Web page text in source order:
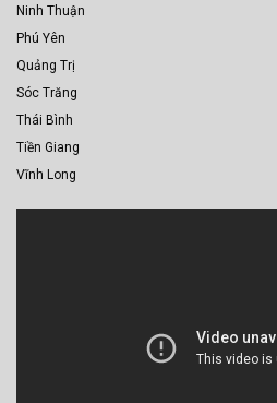
Ninh Thuận
Phú Yên
Quảng Trị
Sóc Trăng
Thái Bình
Tiền Giang
Vĩnh Long